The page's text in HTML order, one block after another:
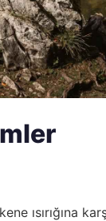
ısırığına